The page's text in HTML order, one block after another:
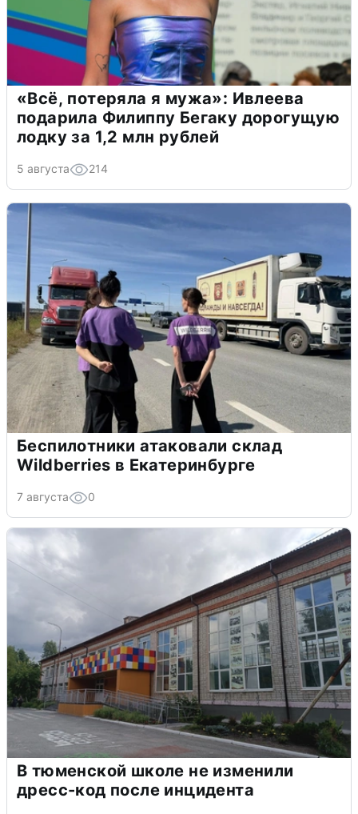
«Всё, потеряла я мужа»: Ивлеева
подарила Филиппу Бегаку дорогущую
лодку за 1,2 млн рублей
5 августа 214
Беспилотники атаковали склад
Wildberries в Екатеринбурге
7 августа 0
В тюменской школе не изменили
дресс-код после инцидента